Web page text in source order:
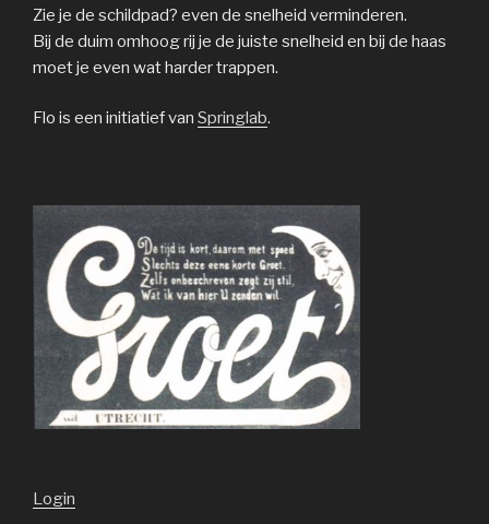
Zie je de schildpad? even de snelheid verminderen.
Bij de duim omhoog rij je de juiste snelheid en bij de haas
moet je even wat harder trappen.
Flo is een initiatief van Springlab.
Login